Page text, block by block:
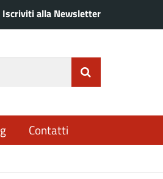
Iscriviti alla Newsletter
Contatti